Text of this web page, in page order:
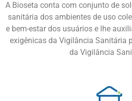
A Bioseta conta com conjunto de
sanitária dos ambientes de uso
e bem-estar dos usuários e lhe
exigênicas da Vigilância Sanitária
da Vigilância